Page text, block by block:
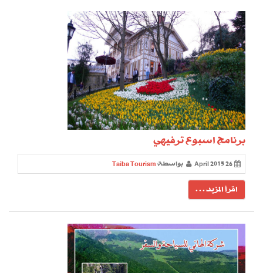
برنامج اسبوع ترفيهي
26 April 2015 بواسطةTaiba Tourism
اقرأ المزيد . . .